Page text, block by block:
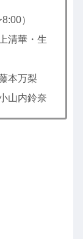
）
清華・生
本万梨
山内鈴奈